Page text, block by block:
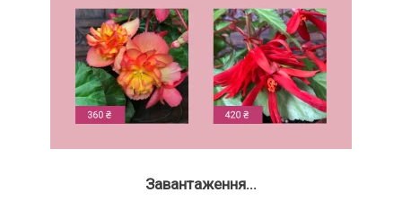
Завантаження...